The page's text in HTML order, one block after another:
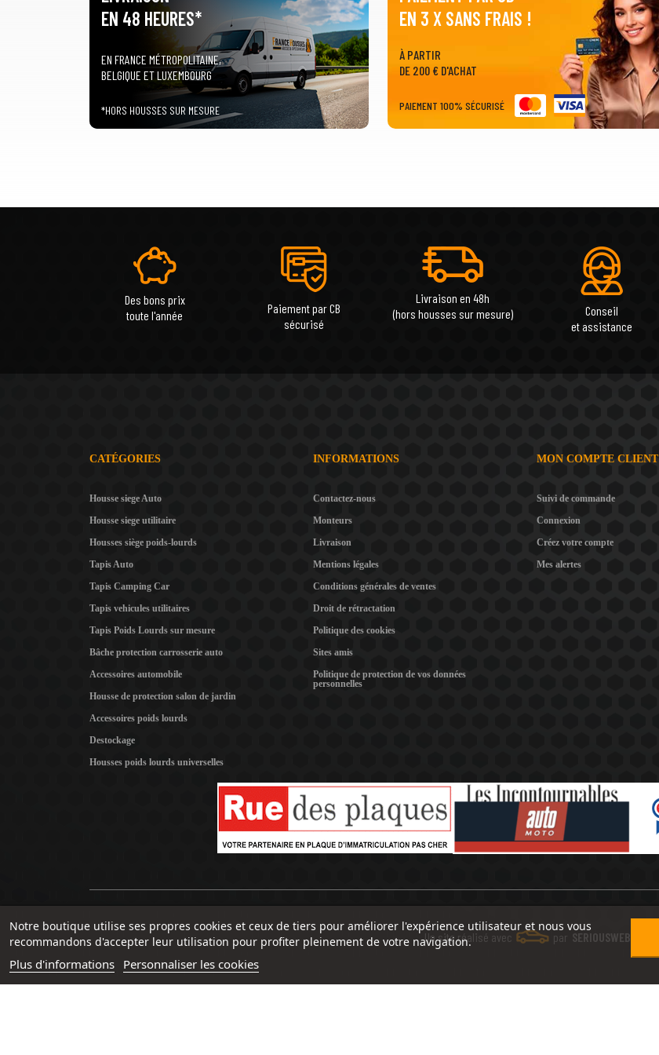
EN 48 HEURES*
EN FRANCE MÉTROPOLITAINE,
BELGIQUE ET LUXEMBOURG
*HORS HOUSSES SUR MESURE
EN 3 X SANS FRAIS !
À PARTIR
DE 200 € D'ACHAT
PAIEMENT 100% SÉCURISÉ
Des bons prix
toute l'année
Paiement par CB
sécurisé
Livraison en 48h
(hors housses sur mesure)
Conseil
et assistance
CATÉGORIES
Housse siege Auto
Housse siege utilitaire
Housses siège poids-lourds
Tapis Auto
Tapis Camping Car
Tapis vehicules utilitaires
Tapis Poids Lourds sur mesure
Bâche protection carrosserie auto
Accessoires automobile
Housse de protection salon de jardin
Accessoires poids lourds
Destockage
Housses poids lourds universelles
INFORMATIONS
Contactez-nous
Monteurs
Livraison
Mentions légales
Conditions générales de ventes
Droit de rétractation
Politique des cookies
Sites amis
Politique de protection de vos données
personnelles
MON COMPTE CLIENT
Suivi de commande
Connexion
Créez votre compte
Mes alertes
Notre boutique utilise ses propres cookies et ceux de tiers pour améliorer l'expérience utilisateur et nous vous
recommandons d'accepter leur utilisation pour profiter pleinement de votre navigation.
Plus d'informations Personnaliser les cookies
Un site réalisé avec par SERIOUSWEB